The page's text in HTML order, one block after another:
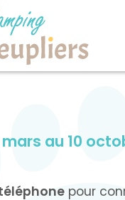
au 10
pour